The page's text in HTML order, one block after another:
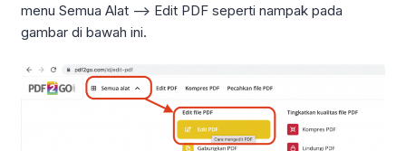
menu Semua Alat –> Edit PDF seperti nampak pada
gambar di bawah ini.